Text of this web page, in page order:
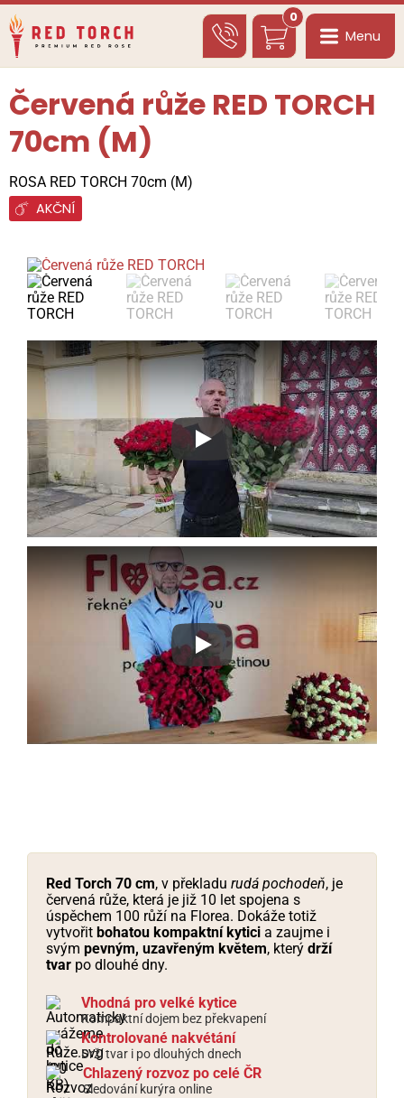
0
Menu
Červená růže RED TORCH
70cm (M)
ROSA RED TORCH 70cm (M)
AKČNÍ
Play
Play
Red Torch 70 cm, v překladu rudá pochodeň, je
červená růže, která je již 10 let spojena s
úspěchem 100 růží na Florea. Dokáže totiž
vytvořit bohatou kompaktní kytici a zaujme i
svým pevným, uzavřeným květem, který drží
tvar po dlouhé dny.
Vhodná pro velké kytice
Kompaktní dojem bez překvapení
Kontrolované nakvétání
Drží tvar i po dlouhých dnech
Chlazený rozvoz po celé ČR
Sledování kurýra online